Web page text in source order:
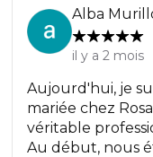
Alba
il y a 2 mois
Aujourd'hui, je
mariée chez
véritable
Au début, nous